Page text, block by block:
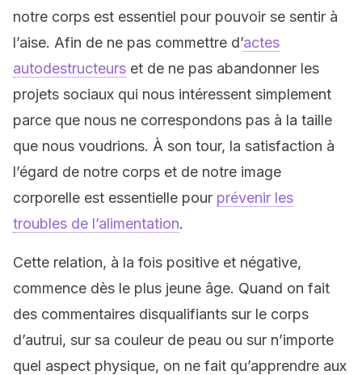
notre corps est essentiel pour pouvoir se sentir à
l’aise. Afin de ne pas commettre d’actes
autodestructeurs et de ne pas abandonner les
projets sociaux qui nous intéressent simplement
parce que nous ne correspondons pas à la taille
que nous voudrions. À son tour, la satisfaction à
l’égard de notre corps et de notre image
corporelle est essentielle pour prévenir les
troubles de l’alimentation.
Cette relation, à la fois positive et négative,
commence dès le plus jeune âge. Quand on fait
des commentaires disqualifiants sur le corps
d’autrui, sur sa couleur de peau ou sur n’importe
quel aspect physique, on ne fait qu’apprendre aux